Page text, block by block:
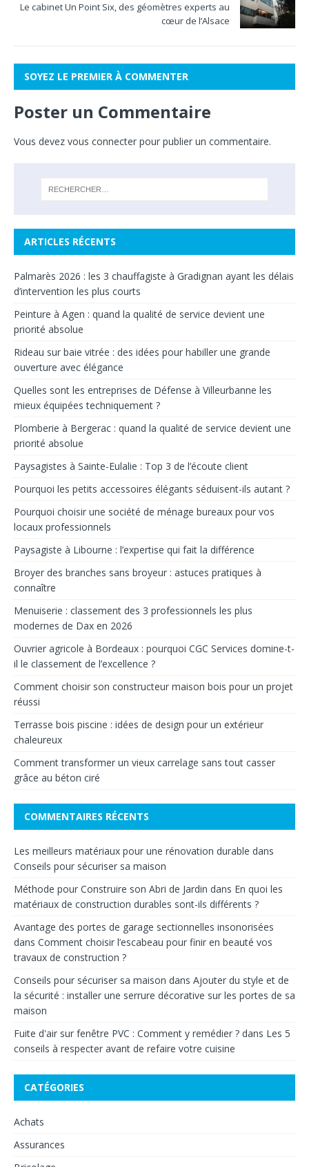
Le cabinet Un Point Six, des géomètres experts au
cœur de l’Alsace
SOYEZ LE PREMIER À COMMENTER
Poster un Commentaire
Vous devez vous connecter pour publier un commentaire.
ARTICLES RÉCENTS
Palmarès 2026 : les 3 chauffagiste à Gradignan ayant les délais
d’intervention les plus courts
Peinture à Agen : quand la qualité de service devient une
priorité absolue
Rideau sur baie vitrée : des idées pour habiller une grande
ouverture avec élégance
Quelles sont les entreprises de Défense à Villeurbanne les
mieux équipées techniquement ?
Plomberie à Bergerac : quand la qualité de service devient une
priorité absolue
Paysagistes à Sainte-Eulalie : Top 3 de l’écoute client
Pourquoi les petits accessoires élégants séduisent-ils autant ?
Pourquoi choisir une société de ménage bureaux pour vos
locaux professionnels
Paysagiste à Libourne : l’expertise qui fait la différence
Broyer des branches sans broyeur : astuces pratiques à
connaître
Menuiserie : classement des 3 professionnels les plus
modernes de Dax en 2026
Ouvrier agricole à Bordeaux : pourquoi CGC Services domine-t-
il le classement de l’excellence ?
Comment choisir son constructeur maison bois pour un projet
réussi
Terrasse bois piscine : idées de design pour un extérieur
chaleureux
Comment transformer un vieux carrelage sans tout casser
grâce au béton ciré
COMMENTAIRES RÉCENTS
Les meilleurs matériaux pour une rénovation durable dans
Conseils pour sécuriser sa maison
Méthode pour Construire son Abri de Jardin dans En quoi les
matériaux de construction durables sont-ils différents ?
Avantage des portes de garage sectionnelles insonorisées
dans Comment choisir l’escabeau pour finir en beauté vos
travaux de construction ?
Conseils pour sécuriser sa maison dans Ajouter du style et de
la sécurité : installer une serrure décorative sur les portes de sa
maison
Fuite d'air sur fenêtre PVC : Comment y remédier ? dans Les 5
conseils à respecter avant de refaire votre cuisine
CATÉGORIES
Achats
Assurances